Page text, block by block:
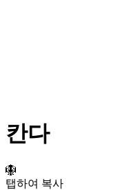
칸다
🪯
탭하여 복사